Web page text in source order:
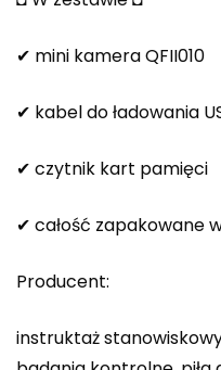
✔ mini kamera QFII010
✔ kabel do ładowania
✔ czytnik kart pamięci
✔ całość zapakowane
Producent:
instruktaż